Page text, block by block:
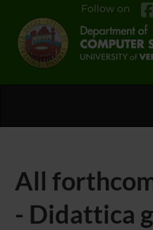
Follow on
All
- Didattica